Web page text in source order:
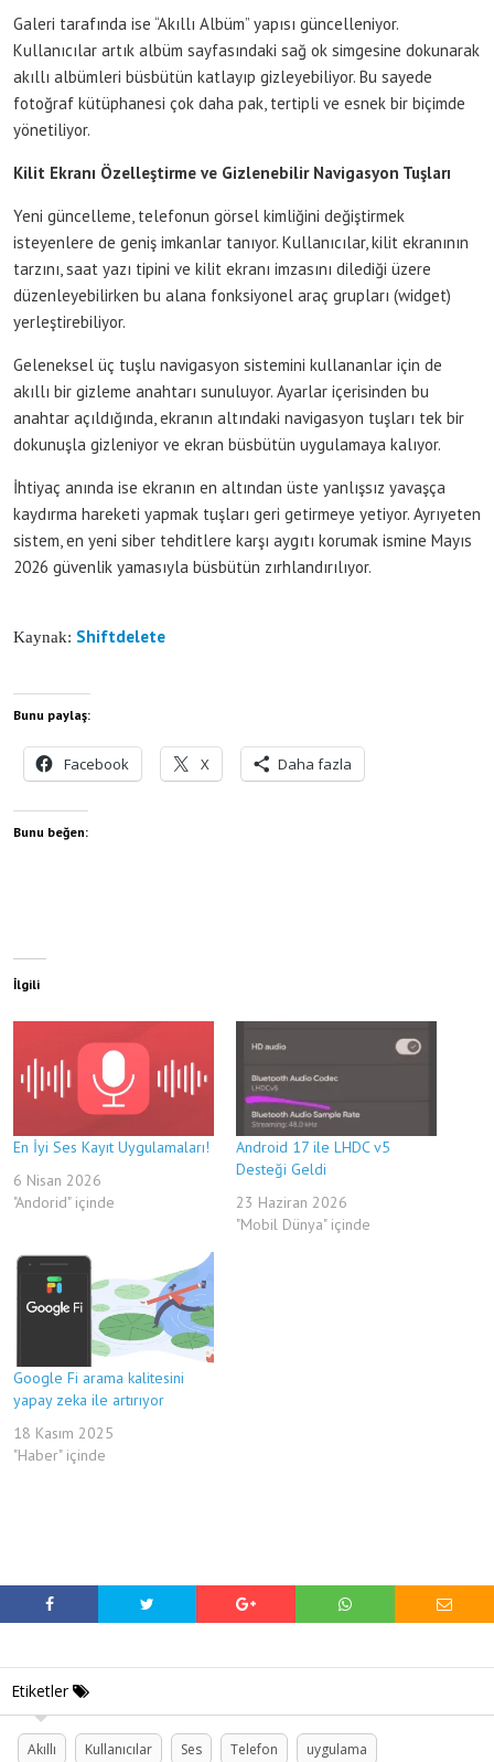
Galeri tarafında ise “Akıllı Albüm” yapısı güncelleniyor.
Kullanıcılar artık albüm sayfasındaki sağ ok simgesine dokunarak
akıllı albümleri büsbütün katlayıp gizleyebiliyor. Bu sayede
fotoğraf kütüphanesi çok daha pak, tertipli ve esnek bir biçimde
yönetiliyor.
Kilit Ekranı Özelleştirme ve Gizlenebilir Navigasyon Tuşları
Yeni güncelleme, telefonun görsel kimliğini değiştirmek
isteyenlere de geniş imkanlar tanıyor. Kullanıcılar, kilit ekranının
tarzını, saat yazı tipini ve kilit ekranı imzasını dilediği üzere
düzenleyebilirken bu alana fonksiyonel araç grupları (widget)
yerleştirebiliyor.
Geleneksel üç tuşlu navigasyon sistemini kullananlar için de
akıllı bir gizleme anahtarı sunuluyor. Ayarlar içerisinden bu
anahtar açıldığında, ekranın altındaki navigasyon tuşları tek bir
dokunuşla gizleniyor ve ekran büsbütün uygulamaya kalıyor.
İhtiyaç anında ise ekranın en altından üste yanlışsız yavaşça
kaydırma hareketi yapmak tuşları geri getirmeye yetiyor. Ayrıyeten
sistem, en yeni siber tehditlere karşı aygıtı korumak ismine Mayıs
2026 güvenlik yamasıyla büsbütün zırhlandırılıyor.
Kaynak: Shiftdelete
Bunu paylaş:
Facebook X Daha fazla
Bunu beğen:
İlgili
En İyi Ses Kayıt Uygulamaları!
6 Nisan 2026
"Andorid" içinde
Android 17 ile LHDC v5
Desteği Geldi
23 Haziran 2026
"Mobil Dünya" içinde
Google Fi arama kalitesini
yapay zeka ile artırıyor
18 Kasım 2025
"Haber" içinde
Etiketler
Akıllı Kullanıcılar Ses Telefon uygulama